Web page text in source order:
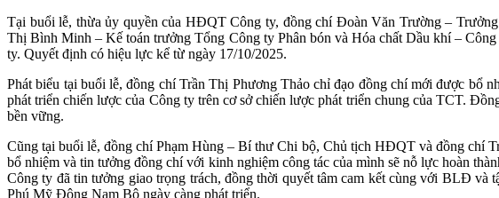
Tại buổi lễ, thừa ủy quyền của HĐQT Công ty, đồng chí Đoàn Văn Trường –
Thị Bình Minh – Kế toán trưởng Tổng Công ty Phân bón và Hóa chất Dầu khí –
ty. Quyết định có hiệu lực kể từ ngày 17/10/2025.
Phát biểu tại buổi lễ, đồng chí Trần Thị Phương Thảo chỉ đạo đồng chí mới được bổ
phát triển chiến lược của Công ty trên cơ sở chiến lược phát triển chung của TCT.
bền vững.
Cũng tại buổi lễ, đồng chí Phạm Hùng – Bí thư Chi bộ, Chủ tịch HĐQT và đồng chí
bổ nhiệm và tin tưởng đồng chí với kinh nghiệm công tác của mình sẽ nỗ lực hoàn
Công ty đã tin tưởng giao trọng trách, đồng thời quyết tâm cam kết cùng với BLĐ
Phú Mỹ Đông Nam Bộ ngày càng phát triển.